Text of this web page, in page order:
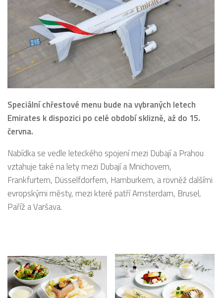
Speciální chřestové menu bude na vybraných letech
Emirates k dispozici po celé období sklizně, až do 15.
června.
Nabídka se vedle leteckého spojení mezi Dubají a Prahou
vztahuje také na lety mezi Dubají a Mnichovem,
Frankfurtem, Düsselfdorfem, Hamburkem, a rovněž dalšími
evropskými městy, mezi které patří Amsterdam, Brusel,
Paříž a Varšava.